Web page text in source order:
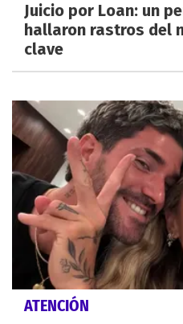
Juicio por Loan: un
hallaron rastros del
clave
ATENCIÓN